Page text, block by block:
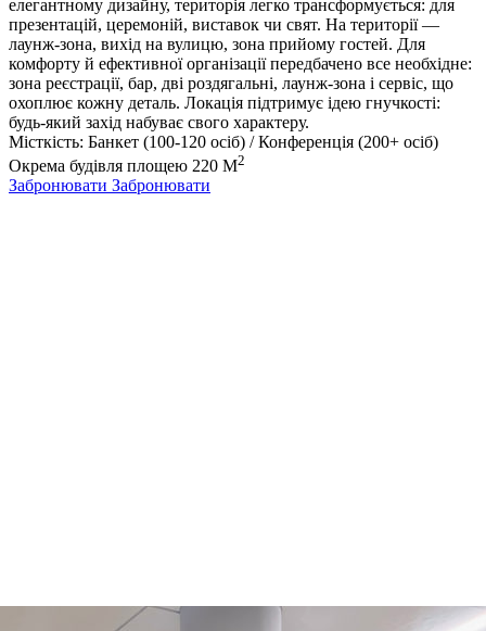
елегантному дизайну, територія легко трансформується: для
презентацій, церемоній, виставок чи свят. На території —
лаунж-зона, вихід на вулицю, зона прийому гостей. Для
комфорту й ефективної організації передбачено все необхідне:
зона реєстрації, бар, дві роздягальні, лаунж-зона і сервіс, що
охоплює кожну деталь. Локація підтримує ідею гнучкості:
будь-який захід набуває свого характеру.
Місткість: Банкет (100-120 осіб) / Конференція (200+ осіб)
Окрема будівля площею 220 М2
Забронювати Забронювати